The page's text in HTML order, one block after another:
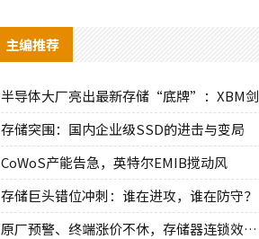
主编推荐
半导体大厂亮出最新存储“底牌”：XBM剑
存储突围：国内企业级SSD的进击与变局
CoWoS产能告急，英特尔EMIB搅动风
存储巨头错位冲刺：谁在进攻，谁在防守？
原厂预警、终端涨价不休，存储器连锁效应持